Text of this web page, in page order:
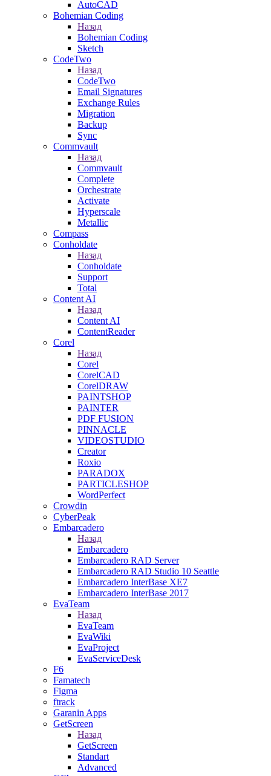
AutoCAD
Bohemian Coding
Назад
Bohemian Coding
Sketch
CodeTwo
Назад
CodeTwo
Email Signatures
Exchange Rules
Migration
Backup
Sync
Commvault
Назад
Commvault
Complete
Orchestrate
Activate
Hyperscale
Metallic
Compass
Conholdate
Назад
Conholdate
Support
Total
Content AI
Назад
Content AI
ContentReader
Corel
Назад
Corel
CorelCAD
CorelDRAW
PAINTSHOP
PAINTER
PDF FUSION
PINNACLE
VIDEOSTUDIO
Creator
Roxio
PARADOX
PARTICLESHOP
WordPerfect
Crowdin
CyberPeak
Embarcadero
Назад
Embarcadero
Embarcadero RAD Server
Embarcadero RAD Studio 10 Seattle
Embarcadero InterBase XE7
Embarcadero InterBase 2017
EvaTeam
Назад
EvaTeam
EvaWiki
EvaProject
EvaServiceDesk
F6
Famatech
Figma
ftrack
Garanin Apps
GetScreen
Назад
GetScreen
Standart
Advanced